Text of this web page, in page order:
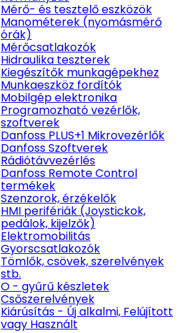
Mérő- és tesztelő eszközök
Manométerek (nyomásmérő
órák)
Mérőcsatlakozók
Hidraulika teszterek
Kiegészítők munkagépekhez
Munkaeszköz fordítók
Mobilgép elektronika
Programozható vezérlők,
szoftverek
Danfoss PLUS+1 Mikrovezérlők
Danfoss Szoftverek
Rádiótávvezérlés
Danfoss Remote Control
termékek
Szenzorok, érzékelők
HMI perifériák (Joystickok,
pedálok, kijelzők)
Elektromobilitás
Gyorscsatlakozók
Tömlők, csövek, szerelvények
stb.
O - gyűrű készletek
Csőszerelvények
Kiárúsítás - Új alkalmi, Felújított
vagy Használt